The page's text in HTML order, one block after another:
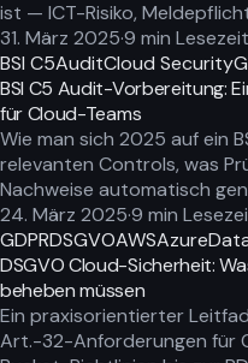
ist — ICT-Risiko,
31. März 2025·9 min Lesezeit
BSI C5AuditCloud Security
BSI C5 Audit-Vorbereitung:
für Cloud-Teams
Wie man sich 2025 auf ein
relevanten Controls, was
Nachweise automatisch
24. März 2025·9 min
GDPRDSGVOAWSAzure
DSGVO Cloud-Sicherheit:
beheben müssen
Ein praxisorientierter
Art.-32-Anforderungen für